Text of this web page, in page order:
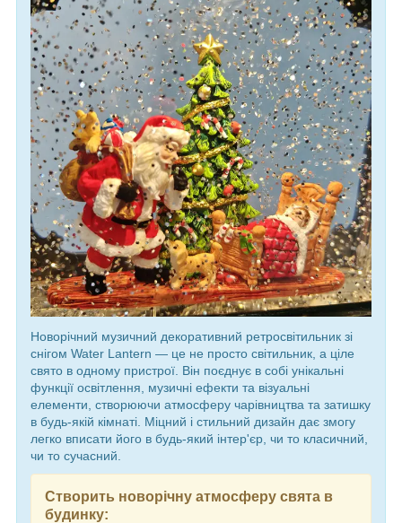
Новорічний музичний декоративний ретросвітильник зі
снігом Water Lantern — це не просто світильник, а ціле
свято в одному пристрої. Він поєднує в собі унікальні
функції освітлення, музичні ефекти та візуальні
елементи, створюючи атмосферу чарівництва та затишку
в будь-якій кімнаті. Міцний і стильний дизайн дає змогу
легко вписати його в будь-який інтер'єр, чи то класичний,
чи то сучасний.
Створить новорічну атмосферу свята в
будинку: